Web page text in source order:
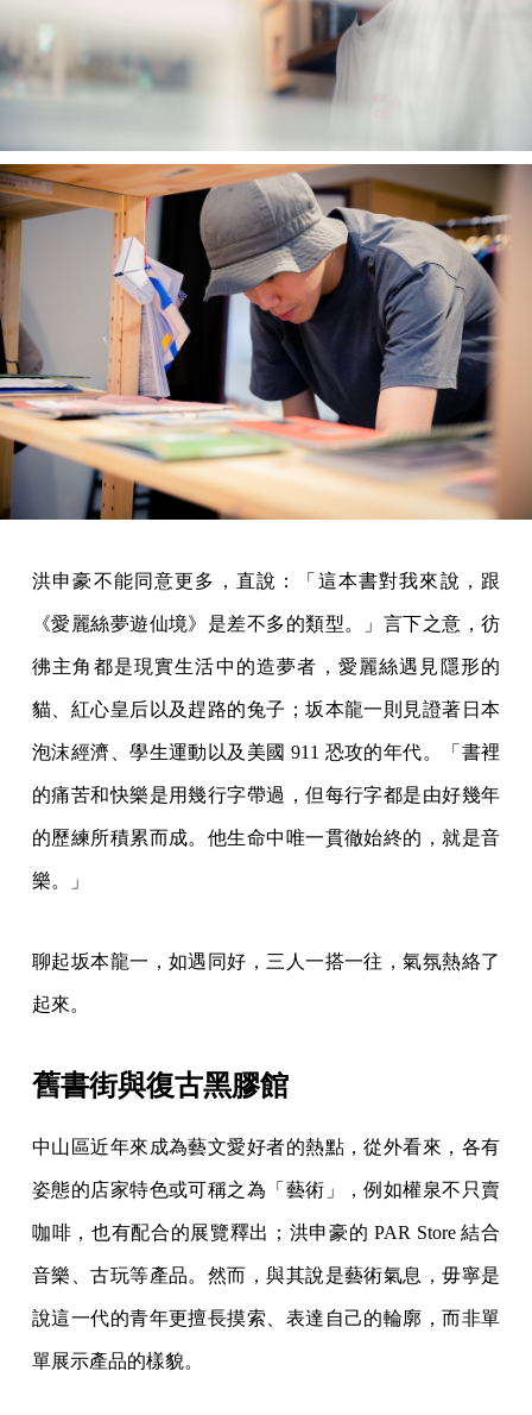
洪申豪不能同意更多，直說：「這本書對我來說，跟
《愛麗絲夢遊仙境》是差不多的類型。」言下之意，彷
彿主角都是現實生活中的造夢者，愛麗絲遇見隱形的
貓、紅心皇后以及趕路的兔子；坂本龍一則見證著日本
泡沫經濟、學生運動以及美國 911 恐攻的年代。「書裡
的痛苦和快樂是用幾行字帶過，但每行字都是由好幾年
的歷練所積累而成。他生命中唯一貫徹始終的，就是音
樂。」
聊起坂本龍一，如遇同好，三人一搭一往，氣氛熱絡了
起來。
舊書街與復古黑膠館
中山區近年來成為藝文愛好者的熱點，從外看來，各有
姿態的店家特色或可稱之為「藝術」，例如權泉不只賣
咖啡，也有配合的展覽釋出；洪申豪的 PAR Store 結合
音樂、古玩等產品。然而，與其說是藝術氣息，毋寧是
說這一代的青年更擅長摸索、表達自己的輪廓，而非單
單展示產品的樣貌。